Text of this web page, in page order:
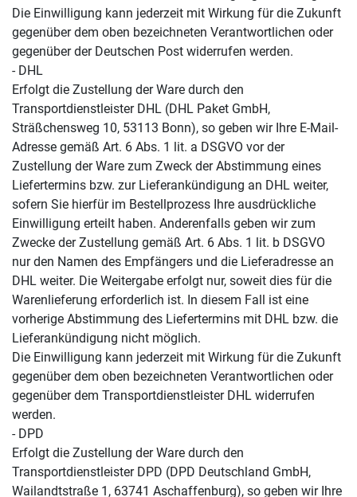
Die Einwilligung kann jederzeit mit Wirkung für die Zukunft
gegenüber dem oben bezeichneten Verantwortlichen oder
gegenüber der Deutschen Post widerrufen werden.
- DHL
Erfolgt die Zustellung der Ware durch den
Transportdienstleister DHL (DHL Paket GmbH,
Sträßchensweg 10, 53113 Bonn), so geben wir Ihre E-Mail-
Adresse gemäß Art. 6 Abs. 1 lit. a DSGVO vor der
Zustellung der Ware zum Zweck der Abstimmung eines
Liefertermins bzw. zur Lieferankündigung an DHL weiter,
sofern Sie hierfür im Bestellprozess Ihre ausdrückliche
Einwilligung erteilt haben. Anderenfalls geben wir zum
Zwecke der Zustellung gemäß Art. 6 Abs. 1 lit. b DSGVO
nur den Namen des Empfängers und die Lieferadresse an
DHL weiter. Die Weitergabe erfolgt nur, soweit dies für die
Warenlieferung erforderlich ist. In diesem Fall ist eine
vorherige Abstimmung des Liefertermins mit DHL bzw. die
Lieferankündigung nicht möglich.
Die Einwilligung kann jederzeit mit Wirkung für die Zukunft
gegenüber dem oben bezeichneten Verantwortlichen oder
gegenüber dem Transportdienstleister DHL widerrufen
werden.
- DPD
Erfolgt die Zustellung der Ware durch den
Transportdienstleister DPD (DPD Deutschland GmbH,
Wailandtstraße 1, 63741 Aschaffenburg), so geben wir Ihre